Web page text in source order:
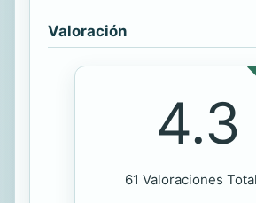
Valoración
4.3
61 Valoraciones